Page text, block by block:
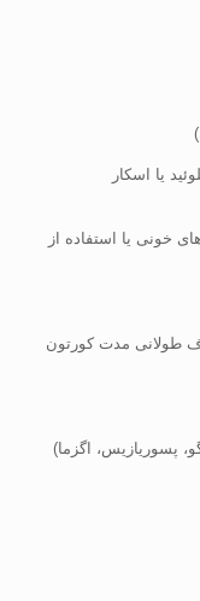
یا اسکار
خونی یا استفاده از
طولانی مدت کورتون
پسوریازیس، اگزما)